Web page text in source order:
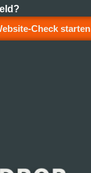
Check starten